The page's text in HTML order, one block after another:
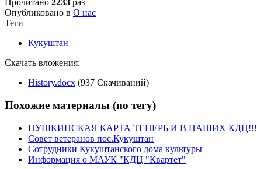
Прочитано 2233 раз
Опубликовано в О нас
Теги
Кукуштан
Скачать вложения:
History.docx (937 Скачиваний)
Похожие материалы (по тегу)
ПУШКИНСКАЯ КАРТА ТЕПЕРЬ И В НАШИХ КДЦ!!!
Совет ветеранов пос.Кукуштан
Сотрудники Кукуштанского дома культуры
Информация о МАУК "КДЦ "Квартет"